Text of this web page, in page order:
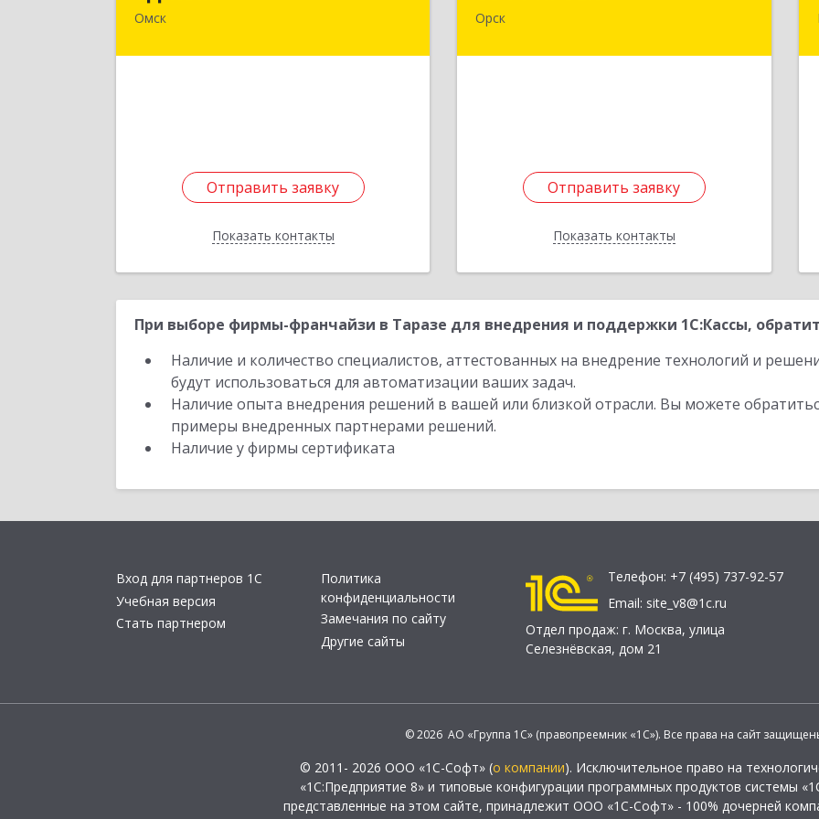
Омск
Отправить заявку
Показать контакты
646740, Омская обл, Полтавский р-н,
Отправить заявку
Назад
Орск
Отправить заявку
Показать контакты
Отправить заявку
Назад
При выборе фирмы-франчайзи в Таразе для внедрения и поддержки 1С:Кассы,
Наличие и количество специалистов, аттестованных на внедрение технологий и
будут использоваться для автоматизации ваших задач.
Наличие опыта внедрения решений в вашей или близкой отрасли. Вы можете
примеры внедренных партнерами решений.
Наличие у фирмы сертификата
Вход для партнеров 1С
Учебная версия
Стать партнером
Политика
конфиденциальности
Замечания по сайту
Другие сайты
Телефон: +7 (495) 737-92-57
Email: site_v8@1c.ru
Отдел продаж: г. Москва, улица
Селезнёвская, дом 21
© 2026 АО «Группа 1С» (правопреемник «1С»). Все права на сайт
© 2011- 2026 ООО «1С-Софт» (о компании). Исключительное право на
«1С:Предприятие 8» и типовые конфигурации программных продуктов системы
представленные на этом сайте, принадлежит ООО «1С-Софт» - 100% дочерней